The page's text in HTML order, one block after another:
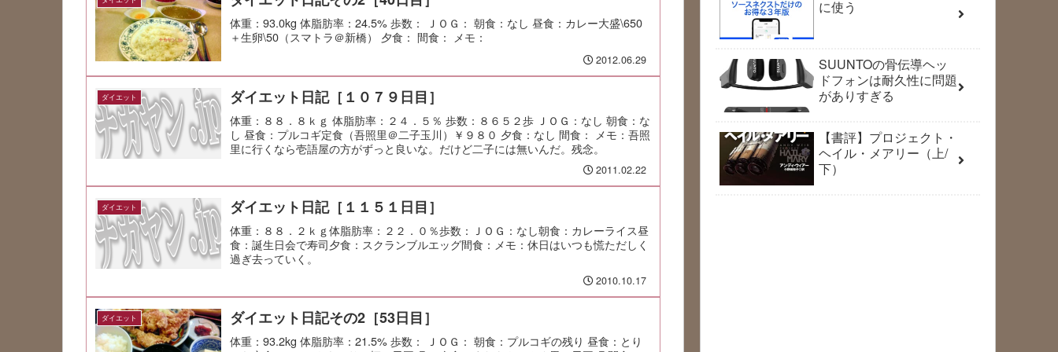
体重：93.0kg 体脂肪率：24.5% 歩数： ＪＯＧ： 朝食：なし 昼食：カレー大盛\650
＋生卵\50（スマトラ＠新橋） 夕食： 間食： メモ：
2012.06.29
ダイエット ダイエット日記［１０７９日目］
体重：８８．８ｋｇ 体脂肪率：２４．５％ 歩数：８６５２歩 ＪＯＧ：なし 朝食：な
し 昼食：プルコギ定食（吾照里＠二子玉川）￥９８０ 夕食：なし 間食： メモ：吾照
里に行くなら壱語屋の方がずっと良いな。だけど二子には無いんだ。残念。
2011.02.22
ダイエット ダイエット日記［１１５１日目］
体重：８８．２ｋｇ体脂肪率：２２．０％歩数：ＪＯＧ：なし朝食：カレーライス昼
食：誕生日会で寿司夕食：スクランブルエッグ間食：メモ：休日はいつも慌ただしく
過ぎ去っていく。
2010.10.17
ダイエット ダイエット日記その2［53日目］
体重：93.2kg 体脂肪率：21.5% 歩数： ＪＯＧ： 朝食：プルコギの残り 昼食：とり
に使う
SUUNTOの骨伝導ヘッ
ドフォンは耐久性に問題
がありすぎる
【書評】プロジェクト・
ヘイル・メアリー（上/
下）